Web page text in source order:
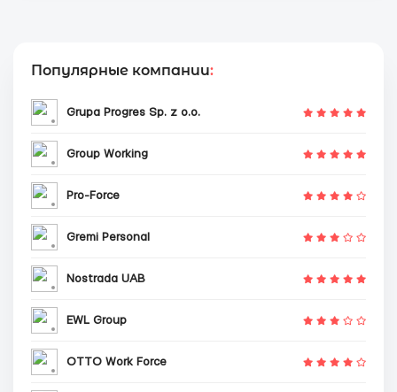
Популярные компании:
Grupa Progres Sp. z o.o.
Group Working
Pro-Force
Gremi Personal
Nostrada UAB
EWL Group
OTTO Work Force